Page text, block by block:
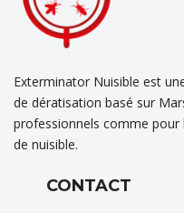
Exterminator Nuisible est
de dératisation basé sur
professionnels comme
de nuisible.
CONTACT